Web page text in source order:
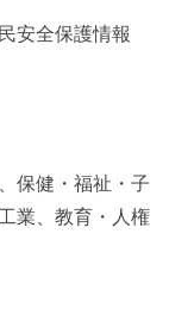
安全保護情報
保健・福祉・子
業、教育・人権